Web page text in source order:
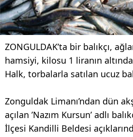
ZONGULDAK’ta bir balıkçı,
hamsiyi, kilosu 1 liranın altında
Halk, torbalarla satılan ucuz
Zonguldak Limanı’ndan dün
açılan ’Nazım Kursun’ adlı
İlçesi Kandilli Beldesi